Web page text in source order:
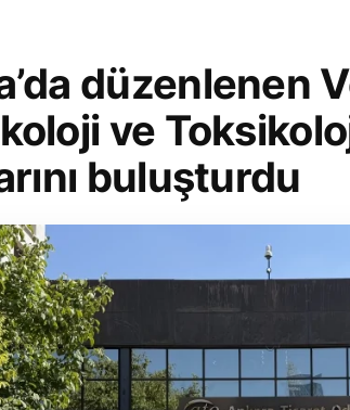
düzenlenen
ve
buluşturdu